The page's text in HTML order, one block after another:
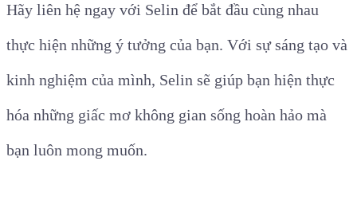
Hãy liên hệ ngay với Selin để bắt đầu cùng nhau
thực hiện những ý tưởng của bạn. Với sự sáng tạo và
kinh nghiệm của mình, Selin sẽ giúp bạn hiện thực
hóa những giấc mơ không gian sống hoàn hảo mà
bạn luôn mong muốn.